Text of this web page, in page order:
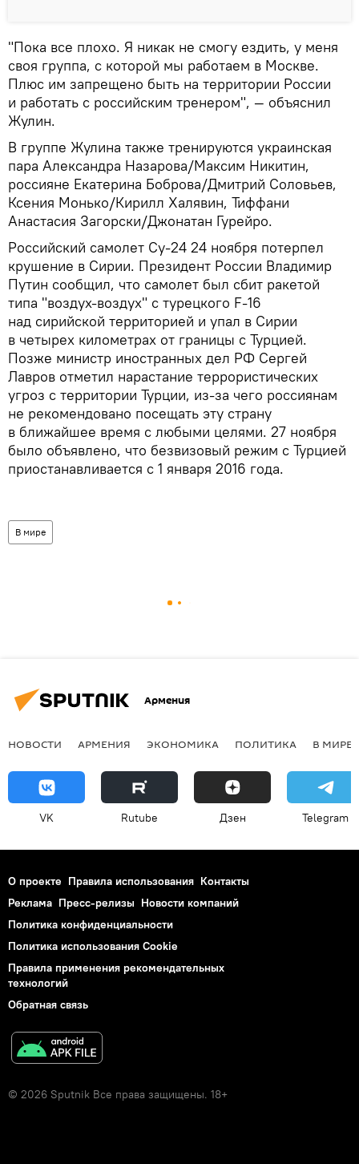
"Пока все плохо. Я никак не смогу ездить, у меня
своя группа, с которой мы работаем в Москве.
Плюс им запрещено быть на территории России
и работать с российским тренером", — объяснил
Жулин.
В группе Жулина также тренируются украинская
пара Александра Назарова/Максим Никитин,
россияне Екатерина Боброва/Дмитрий Соловьев,
Ксения Монько/Кирилл Халявин, Тиффани
Анастасия Загорски/Джонатан Гурейро.
Российский самолет Су-24 24 ноября потерпел
крушение в Сирии. Президент России Владимир
Путин сообщил, что самолет был сбит ракетой
типа "воздух-воздух" с турецкого F-16
над сирийской территорией и упал в Сирии
в четырех километрах от границы с Турцией.
Позже министр иностранных дел РФ Сергей
Лавров отметил нарастание террористических
угроз с территории Турции, из-за чего россиянам
не рекомендовано посещать эту страну
в ближайшее время с любыми целями. 27 ноября
было объявлено, что безвизовый режим с Турцией
приостанавливается с 1 января 2016 года.
В мире
Армения
НОВОСТИ АРМЕНИЯ ЭКОНОМИКА ПОЛИТИКА В МИРЕ
VK Rutube Дзен Telegram
О проекте Правила использования Контакты
Реклама Пресс-релизы Новости компаний
Политика конфиденциальности
Политика использования Cookie
Правила применения рекомендательных
технологий
Обратная связь
© 2026 Sputnik Все права защищены. 18+